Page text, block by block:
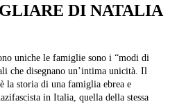
DI NATALIA
uniche le famiglie sono i “modi di
che disegnano un’intima unicità. Il
la storia di una famiglia ebrea e
in Italia, quella della stessa